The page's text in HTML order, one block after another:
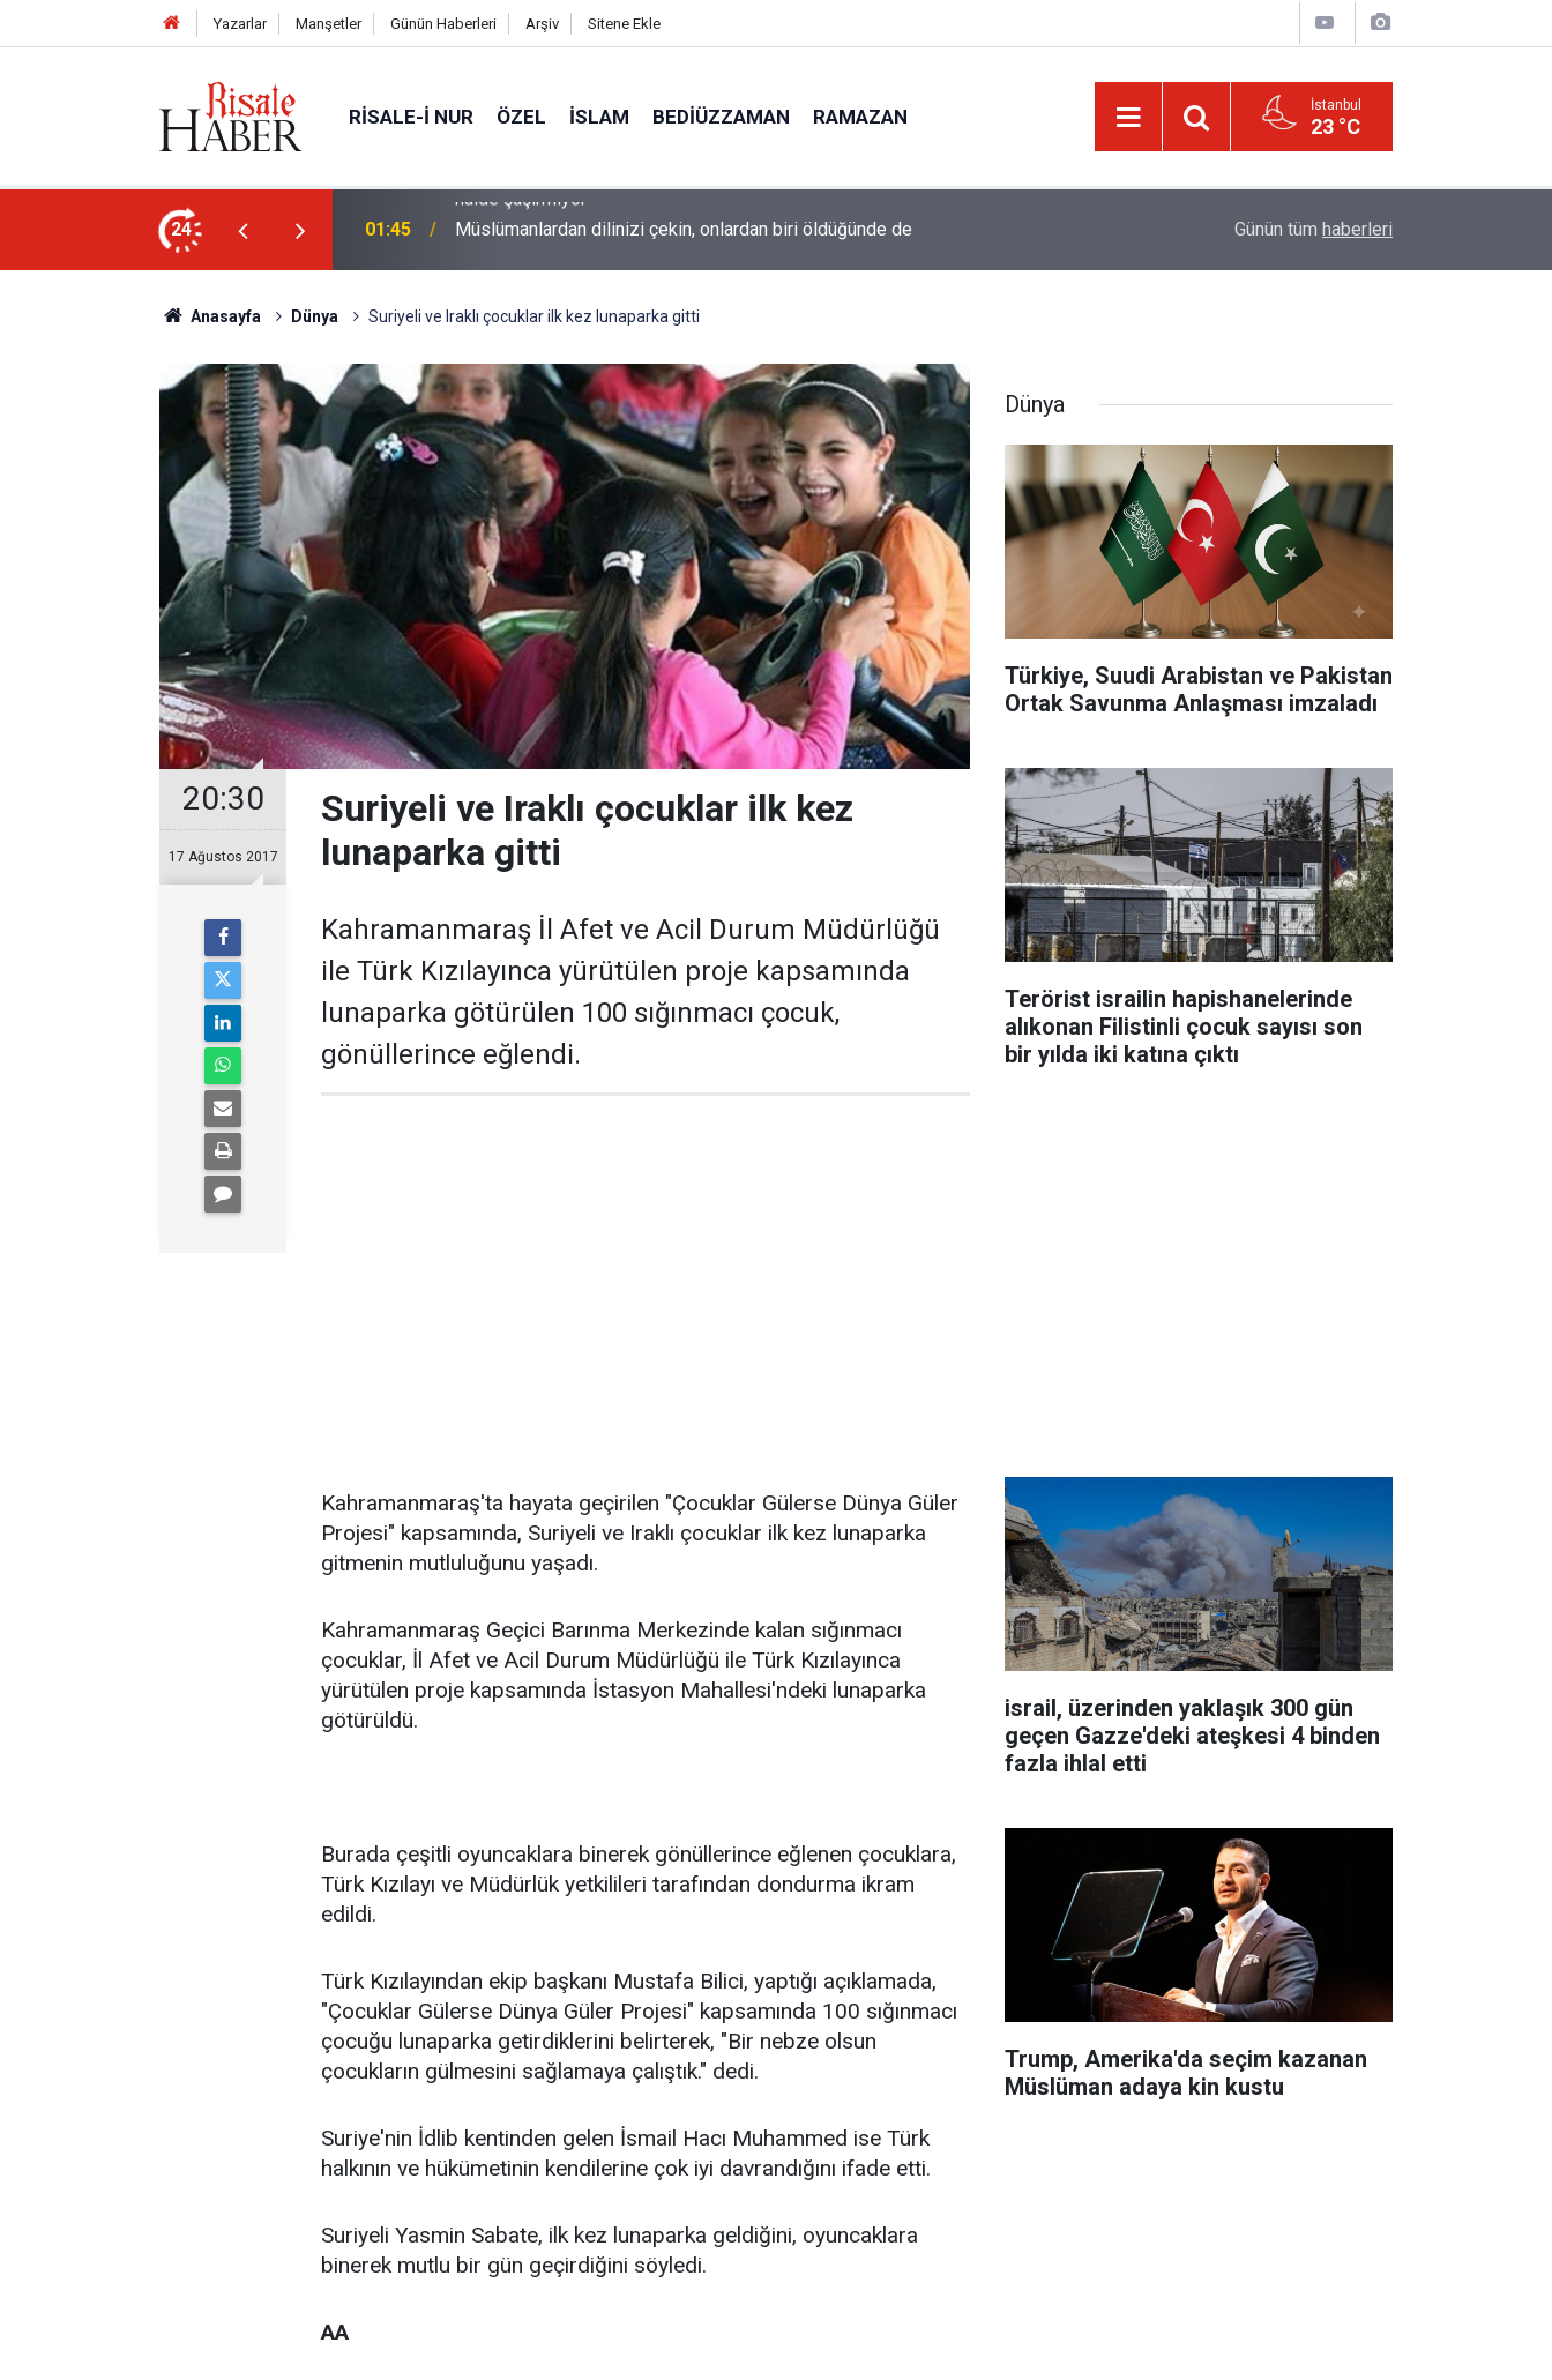
Yazarlar Manşetler Günün Haberleri Arşiv Sitene Ekle
RISALE-I NUR ÖZEL İSLAM BEDIÜZZAMAN RAMAZAN İstanbul
23 °C
24
i havaînin kulağına girip dilinden çıktığı
01:45 Müslümanlardan dilinizi çekin, onlardan biri öldüğünde de Lût kavmine âid o alt-üst olan şehirleri de
Günün tüm haberleri
Anasayfa Dünya Suriyeli ve Iraklı çocuklar ilk kez lunaparka gitti
20:30
17 Ağustos 2017
Suriyeli ve Iraklı çocuklar ilk kez
lunaparka gitti
Kahramanmaraş İl Afet ve Acil Durum Müdürlüğü
ile Türk Kızılayınca yürütülen proje kapsamında
lunaparka götürülen 100 sığınmacı çocuk,
gönüllerince eğlendi.
Kahramanmaraş'ta hayata geçirilen "Çocuklar Gülerse Dünya Güler
Projesi" kapsamında, Suriyeli ve Iraklı çocuklar ilk kez lunaparka
gitmenin mutluluğunu yaşadı.
Kahramanmaraş Geçici Barınma Merkezinde kalan sığınmacı
çocuklar, İl Afet ve Acil Durum Müdürlüğü ile Türk Kızılayınca
yürütülen proje kapsamında İstasyon Mahallesi'ndeki lunaparka
götürüldü.
Burada çeşitli oyuncaklara binerek gönüllerince eğlenen çocuklara,
Türk Kızılayı ve Müdürlük yetkilileri tarafından dondurma ikram
edildi.
Türk Kızılayından ekip başkanı Mustafa Bilici, yaptığı açıklamada,
"Çocuklar Gülerse Dünya Güler Projesi" kapsamında 100 sığınmacı
çocuğu lunaparka getirdiklerini belirterek, "Bir nebze olsun
çocukların gülmesini sağlamaya çalıştık." dedi.
Suriye'nin İdlib kentinden gelen İsmail Hacı Muhammed ise Türk
halkının ve hükümetinin kendilerine çok iyi davrandığını ifade etti.
Suriyeli Yasmin Sabate, ilk kez lunaparka geldiğini, oyuncaklara
binerek mutlu bir gün geçirdiğini söyledi.
AA
Dünya
Türkiye, Suudi Arabistan ve Pakistan
Ortak Savunma Anlaşması imzaladı
Terörist israilin hapishanelerinde
alıkonan Filistinli çocuk sayısı son
bir yılda iki katına çıktı
israil, üzerinden yaklaşık 300 gün
geçen Gazze'deki ateşkesi 4 binden
fazla ihlal etti
Trump, Amerika'da seçim kazanan
Müslüman adaya kin kustu